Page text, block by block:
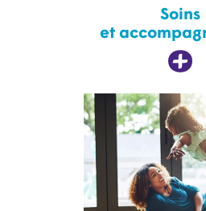
Soins
et